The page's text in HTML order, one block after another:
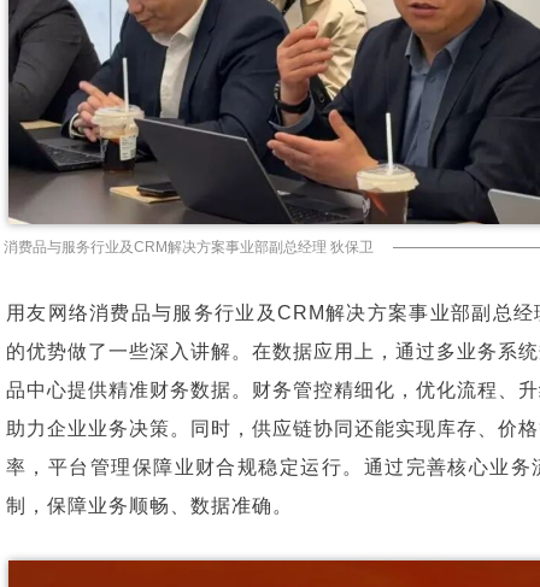
消费品与服务行业及CRM解决方案事业部副总经理 狄保卫
用友网络消费品与服务行业及CRM解决方案事业部副总
的优势做了一些深入讲解。在数据应用上，通过多业务系
品中心提供精准财务数据。财务管控精细化，优化流程、
助力企业业务决策。同时，供应链协同还能实现库存、价
率，平台管理保障业财合规稳定运行。通过完善核心业
制，保障业务顺畅、数据准确。